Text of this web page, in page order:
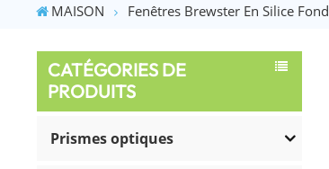
MAISON Fenêtres Brewster En Silice
CATÉGORIES DE
PRODUITS
Prismes optiques